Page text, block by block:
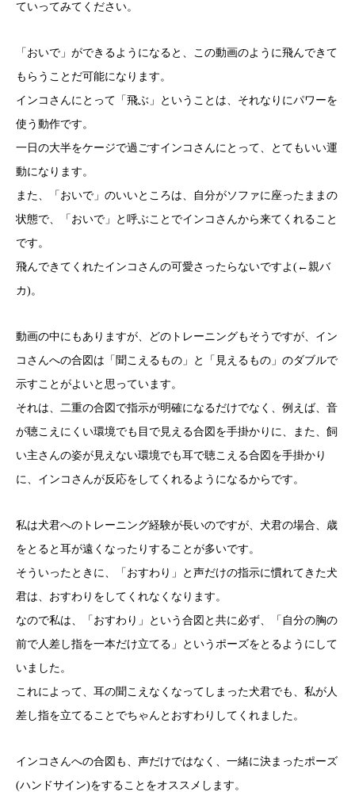
ていってみてください。
「おいで」ができるようになると、この動画のように飛んできて
もらうことだ可能になります。
インコさんにとって「飛ぶ」ということは、それなりにパワーを
使う動作です。
一日の大半をケージで過ごすインコさんにとって、とてもいい運
動になります。
また、「おいで」のいいところは、自分がソファに座ったままの
状態で、「おいで」と呼ぶことでインコさんから来てくれること
です。
飛んできてくれたインコさんの可愛さったらないですよ(←親バ
カ)。
動画の中にもありますが、どのトレーニングもそうですが、イン
コさんへの合図は「聞こえるもの」と「見えるもの」のダブルで
示すことがよいと思っています。
それは、二重の合図で指示が明確になるだけでなく、例えば、音
が聴こえにくい環境でも目で見える合図を手掛かりに、また、飼
い主さんの姿が見えない環境でも耳で聴こえる合図を手掛かり
に、インコさんが反応をしてくれるようになるからです。
私は犬君へのトレーニング経験が長いのですが、犬君の場合、歳
をとると耳が遠くなったりすることが多いです。
そういったときに、「おすわり」と声だけの指示に慣れてきた犬
君は、おすわりをしてくれなくなります。
なので私は、「おすわり」という合図と共に必ず、「自分の胸の
前で人差し指を一本だけ立てる」というポーズをとるようにして
いました。
これによって、耳の聞こえなくなってしまった犬君でも、私が人
差し指を立てることでちゃんとおすわりしてくれました。
インコさんへの合図も、声だけではなく、一緒に決まったポーズ
(ハンドサイン)をすることをオススメします。